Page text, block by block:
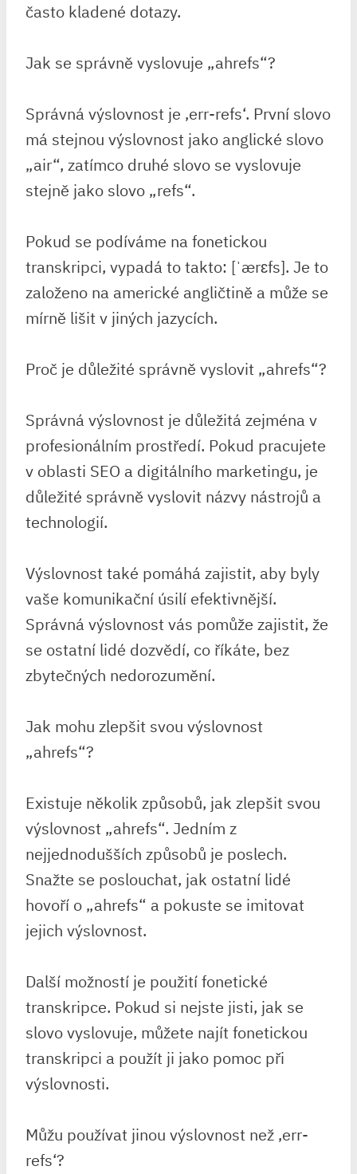
často kladené dotazy.
Jak se správně vyslovuje „ahrefs“?
Správná výslovnost je ‚err-refs‘. První slovo
má stejnou výslovnost jako anglické slovo
„air“, zatímco druhé slovo se vyslovuje
stejně jako slovo „refs“.
Pokud se podíváme na fonetickou
transkripci, vypadá to takto: [ˈærɛfs]. Je to
založeno na americké angličtině a může se
mírně lišit v jiných jazycích.
Proč je důležité správně vyslovit „ahrefs“?
Správná výslovnost je důležitá zejména v
profesionálním prostředí. Pokud pracujete
v oblasti SEO a digitálního marketingu, je
důležité správně vyslovit názvy nástrojů a
technologií.
Výslovnost také pomáhá zajistit, aby byly
vaše komunikační úsilí efektivnější.
Správná výslovnost vás pomůže zajistit, že
se ostatní lidé dozvědí, co říkáte, bez
zbytečných nedorozumění.
Jak mohu zlepšit svou výslovnost
„ahrefs“?
Existuje několik způsobů, jak zlepšit svou
výslovnost „ahrefs“. Jedním z
nejjednodušších způsobů je poslech.
Snažte se poslouchat, jak ostatní lidé
hovoří o „ahrefs“ a pokuste se imitovat
jejich výslovnost.
Další možností je použití fonetické
transkripce. Pokud si nejste jisti, jak se
slovo vyslovuje, můžete najít fonetickou
transkripci a použít ji jako pomoc při
výslovnosti.
Můžu používat jinou výslovnost než ‚err-
refs‘?